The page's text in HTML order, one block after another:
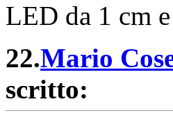
LED da 1 cm
22.Mario
scritto: